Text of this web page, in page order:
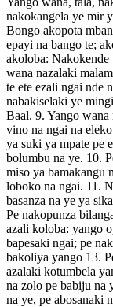
nakokangela ye mir
Bongo akopota
epayi na bango te;
akoloba: Nakokende
wana nazalaki
te ete ezali ngai nde
nabakiselaki ye
Baal. 9. Yango
vino na ngai na
ya suki ya mpate pe
bolumbu na ye. 10.
miso ya bamakangu
loboko na ngai. 11.
basanza na ye ya
Pe nakopunza
azali koloba: yango
bapesaki ngai; pe
bakoliya yango 13.
azalaki kotumbela
na zolo pe babiju na
na ye, pe abosanaki